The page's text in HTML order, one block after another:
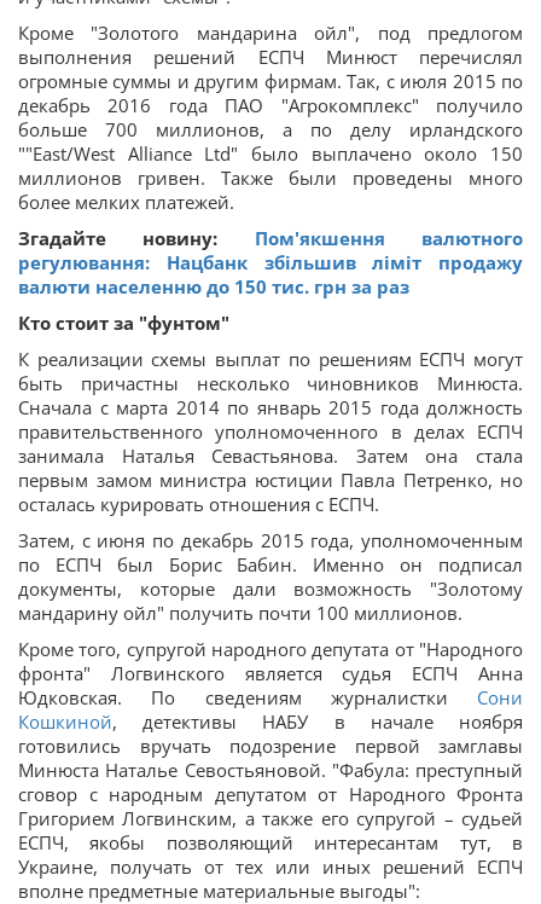
Кроме "Золотого мандарина ойл", под предлогом
выполнения решений ЕСПЧ Минюст перечислял
огромные суммы и другим фирмам. Так, с июля 2015 по
декабрь 2016 года ПАО "Агрокомплекс" получило
больше 700 миллионов, а по делу ирландского
""East/West Alliance Ltd" было выплачено около 150
миллионов гривен. Также были проведены много
более мелких платежей.
Згадайте новину: Пом'якшення валютного
регулювання: Нацбанк збільшив ліміт продажу
валюти населенню до 150 тис. грн за раз
Кто стоит за "фунтом"
К реализации схемы выплат по решениям ЕСПЧ могут
быть причастны несколько чиновников Минюста.
Сначала с марта 2014 по январь 2015 года должность
правительственного уполномоченного в делах ЕСПЧ
занимала Наталья Севастьянова. Затем она стала
первым замом министра юстиции Павла Петренко, но
осталась курировать отношения с ЕСПЧ.
Затем, с июня по декабрь 2015 года, уполномоченным
по ЕСПЧ был Борис Бабин. Именно он подписал
документы, которые дали возможность "Золотому
мандарину ойл" получить почти 100 миллионов.
Кроме того, супругой народного депутата от "Народного
фронта" Логвинского является судья ЕСПЧ Анна
Юдковская. По сведениям журналистки Сони
Кошкиной, детективы НАБУ в начале ноября
готовились вручать подозрение первой замглавы
Минюста Наталье Севостьяновой. "Фабула: преступный
сговор с народным депутатом от Народного Фронта
Григорием Логвинским, а также его супругой – судьей
ЕСПЧ, якобы позволяющий интересантам тут, в
Украине, получать от тех или иных решений ЕСПЧ
вполне предметные материальные выгоды":